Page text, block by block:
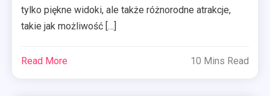
tylko piękne widoki, ale także różnorodne atrakcje,
takie jak możliwość […]
Read More 10 Mins Read